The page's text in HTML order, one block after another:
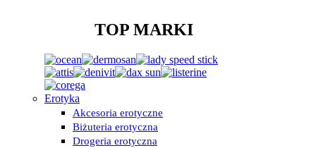
TOP MARKI
Erotyka
Akcesoria erotyczne
Biżuteria erotyczna
Drogeria erotyczna